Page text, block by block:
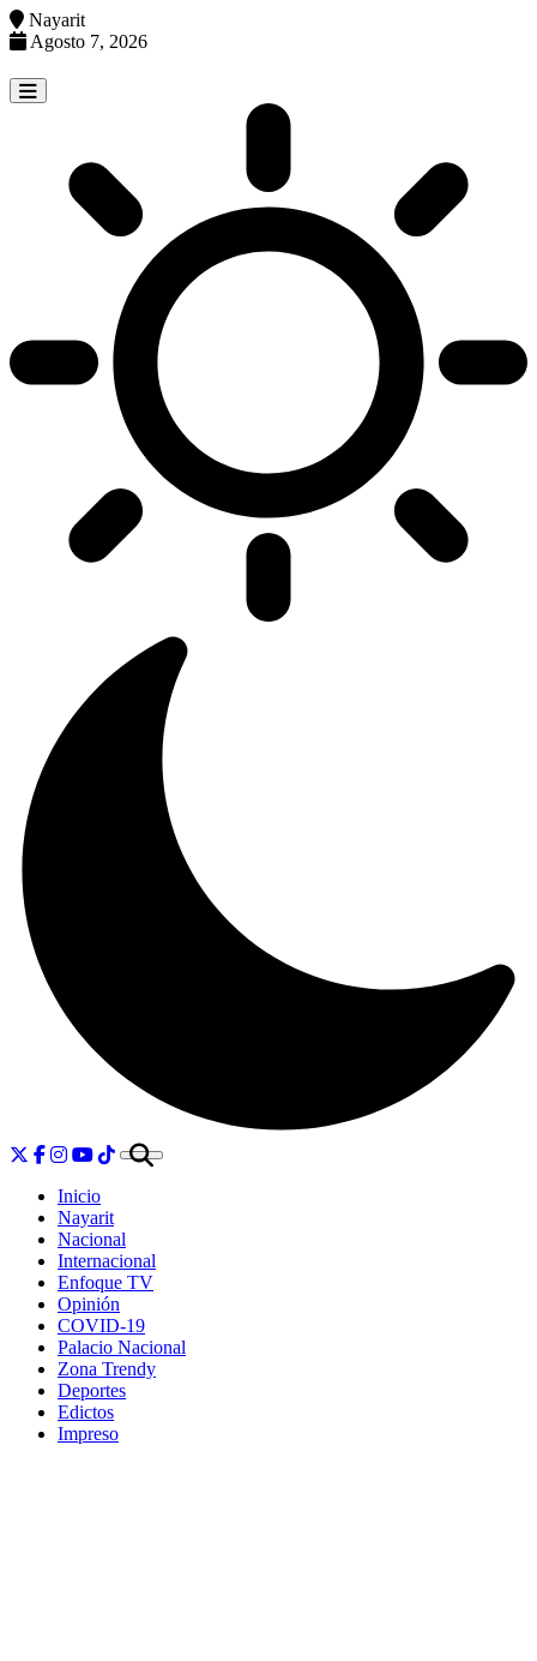
Nayarit
Agosto 7, 2026
to
content
Inicio
Nayarit
Nacional
Internacional
Enfoque TV
Opinión
COVID-19
Palacio Nacional
Zona Trendy
Deportes
Edictos
Impreso